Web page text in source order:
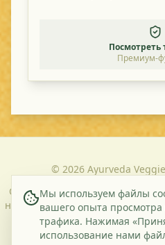
Посмотреть
Премиум-
© 2026Ayurveda
О
нас
Контакт
Политика
Мы используем файлы
вашего опыта
трафика. Нажимая
использование нами